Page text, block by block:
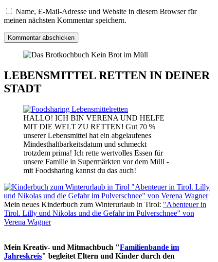
Name, E-Mail-Adresse und Website in diesem Browser für
meinen nächsten Kommentar speichern.
LEBENSMITTEL RETTEN IN DEINER
STADT
HALLO! ICH BIN VERENA UND HELFE
MIT DIE WELT ZU RETTEN! Gut 70 %
unserer Lebensmittel hat ein abgelaufenes
Mindesthaltbarkeitsdatum und schmeckt
trotzdem prima! Ich rette wertvolles Essen für
unsere Familie in Supermärkten vor dem Müll -
mit Foodsharing kannst du das auch!
Mein neues Kinderbuch zum Winterurlaub in Tirol: "Abenteuer in
Tirol. Lilly und Nikolas und die Gefahr im Pulverschnee" von
Verena Wagner
Mein Kreativ- und Mitmachbuch "Familienbande im
Jahreskreis" begleitet Eltern und Kinder durch den